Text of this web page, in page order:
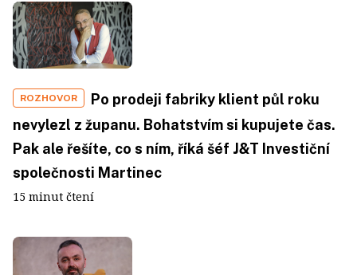
ROZHOVOR
Po prodeji fabriky klient půl roku
nevylezl z županu. Bohatstvím si kupujete čas.
Pak ale řešíte, co s ním, říká šéf J&T Investiční
společnosti Martinec
15 minut čtení